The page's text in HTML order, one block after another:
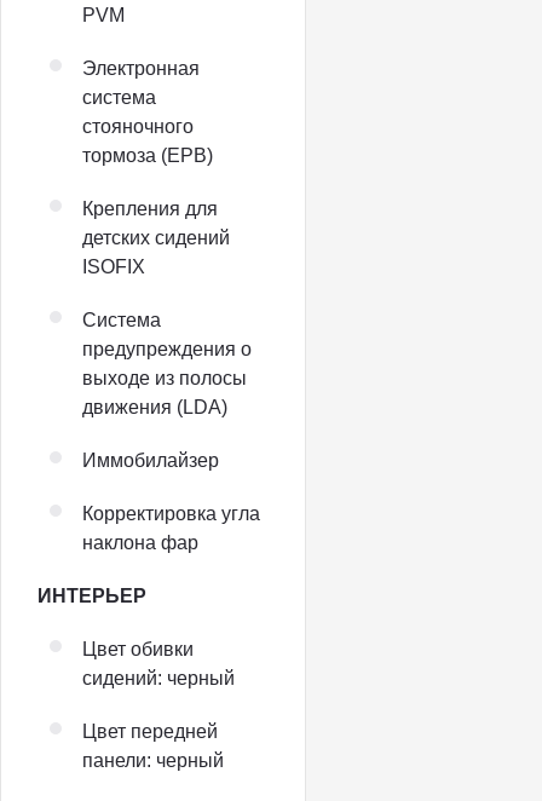
PVM
Электронная
система
стояночного
тормоза (EPB)
Крепления для
детских сидений
ISOFIX
Система
предупреждения о
выходе из полосы
движения (LDA)
Иммобилайзер
Корректировка угла
наклона фар
ИНТЕРЬЕР
Цвет обивки
сидений: черный
Цвет передней
панели: черный